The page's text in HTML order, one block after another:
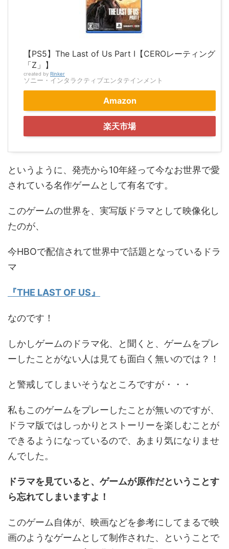
【PS5】The Last of Us Part I【CEROレーティング
「Z」】
created by Rinker
ソニー・インタラクティブエンタテインメント
Amazon
楽天市場
というように、発売から10年経って今なお世界で愛
されている名作ゲームとして有名です。
このゲームの世界を、実写版ドラマとして映像化し
たのが、
今HBOで配信されて世界中で話題となっているドラ
マ
『THE LAST OF US』
なのです！
しかしゲームのドラマ化、と聞くと、ゲームをプレ
ーしたことがない人は見ても面白く無いのでは？！
と警戒してしまいそうなところですが・・・
私もこのゲームをプレーしたことが無いのですが、
ドラマ版ではしっかりとストーリーを楽しむことが
できるようになっているので、あまり気になりませ
んでした。
ドラマを見ていると、ゲームが原作だということす
ら忘れてしまいますよ！
このゲーム自体が、映画などを参考にしてまるで映
画のようなゲームとして制作された、ということで